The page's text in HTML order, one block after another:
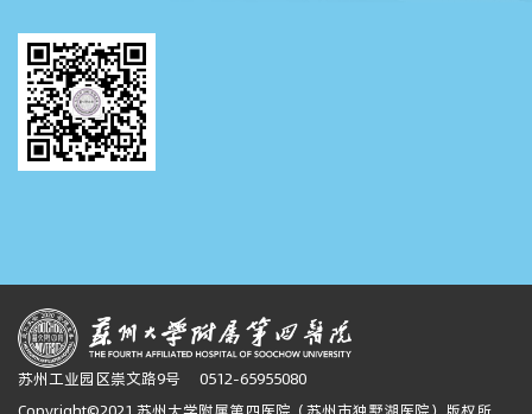
苏州工业园区崇文路9号
0512-65955080